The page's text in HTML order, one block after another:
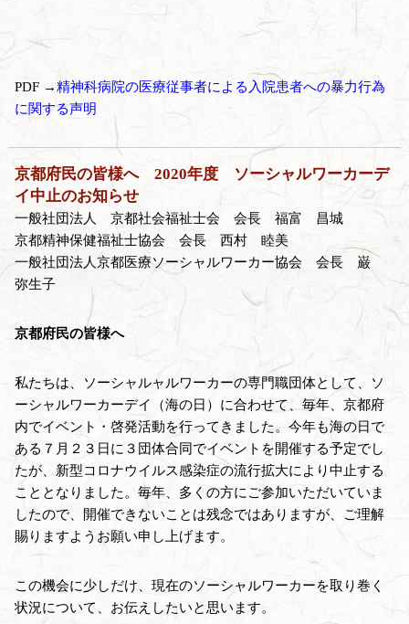
PDF →精神科病院の医療従事者による入院患者への暴力行為
に関する声明
京都府民の皆様へ 2020年度 ソーシャルワーカーデ
イ中止のお知らせ
一般社団法人 京都社会福祉士会 会長 福富 昌城
京都精神保健福祉士協会 会長 西村 睦美
一般社団法人京都医療ソーシャルワーカー協会 会長 巌
弥生子
京都府民の皆様へ
私たちは、ソーシャルャルワーカーの専門職団体として、ソ
ーシャルワーカーデイ（海の日）に合わせて、毎年、京都府
内でイベント・啓発活動を行ってきました。今年も海の日で
ある７月２３日に３団体合同でイベントを開催する予定でし
たが、新型コロナウイルス感染症の流行拡大により中止する
こととなりました。毎年、多くの方にご参加いただいていま
したので、開催できないことは残念ではありますが、ご理解
賜りますようお願い申し上げます。
この機会に少しだけ、現在のソーシャルワーカーを取り巻く
状況について、お伝えしたいと思います。